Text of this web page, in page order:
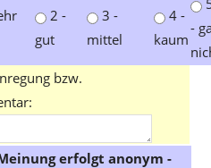
2 -
gut
3 -
mittel
4 -
kaum
-
bzw.
erfolgt anonym -